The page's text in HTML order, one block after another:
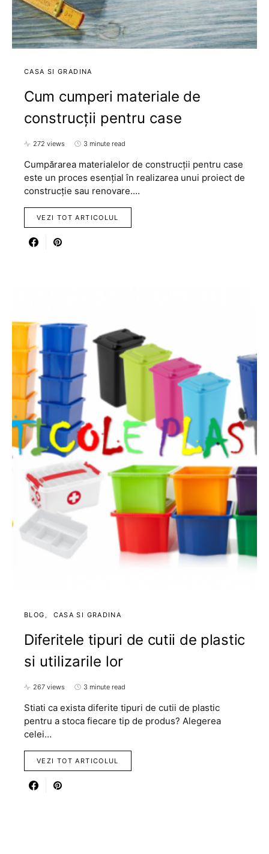
CASA SI GRADINA
Cum cumperi materiale de
construcții pentru case
272 views 3 minute read
Cumpărarea materialelor de construcții pentru case
este un proces esențial în realizarea unui proiect de
construcție sau renovare.…
VEZI TOT ARTICOLUL
BLOG CASA SI GRADINA
Diferitele tipuri de cutii de plastic
si utilizarile lor
267 views 3 minute read
Stiati ca exista diferite tipuri de cutii de plastic
pentru a stoca fiecare tip de produs? Alegerea
celei…
VEZI TOT ARTICOLUL